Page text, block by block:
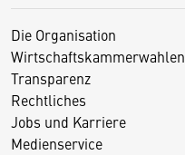
Die Organisation
Wirtschaftskammerwahlen
Transparenz
Rechtliches
Jobs und Karriere
Medienservice